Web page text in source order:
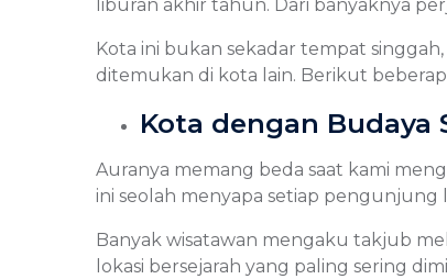
liburan akhir tahun. Dari banyaknya
Kota ini bukan sekadar tempat
ditemukan di kota lain. Berikut
Kota dengan Budaya
Auranya memang beda saat kami
ini seolah menyapa setiap
Banyak wisatawan mengaku takjub
lokasi bersejarah yang paling sering